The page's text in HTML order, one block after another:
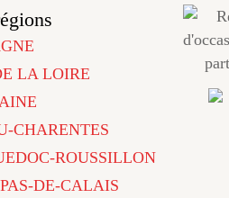
LA LOIRE
CHARENTES
ROUSSILLON
DE-CALAIS